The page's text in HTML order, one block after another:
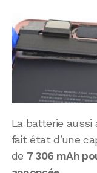
La batterie
fait état d’une
de 7 306 mAh